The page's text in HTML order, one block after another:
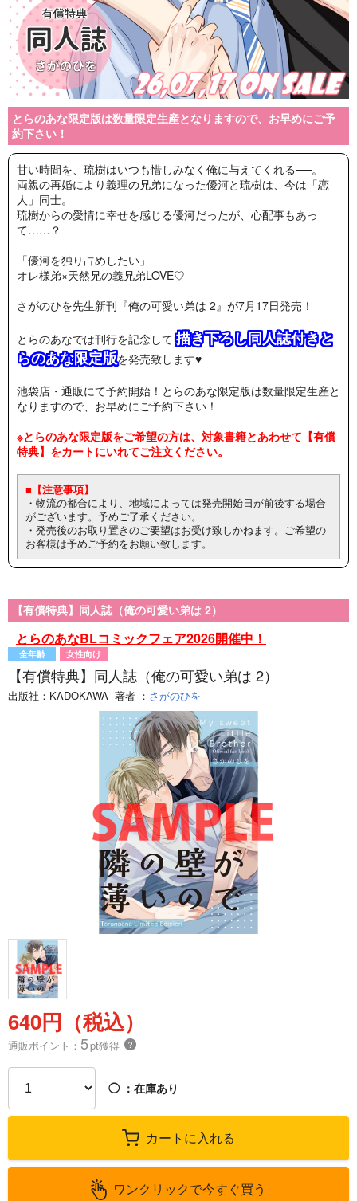
とらのあな限定版は数量限定生産となりますので、お早めにご予
約下さい！
甘い時間を、琉樹はいつも惜しみなく俺に与えてくれる──。
両親の再婚により義理の兄弟になった優河と琉樹は、今は「恋
人」同士。
琉樹からの愛情に幸せを感じる優河だったが、心配事もあっ
て……？
「優河を独り占めしたい」
オレ様弟×天然兄の義兄弟LOVE♡
さがのひを先生新刊『俺の可愛い弟は 2』が7月17日発売！
とらのあなでは刊行を記念して描き下ろし同人誌付きと
らのあな限定版を発売致します♥
池袋店・通販にて予約開始！とらのあな限定版は数量限定生産と
なりますので、お早めにご予約下さい！
※とらのあな限定版をご希望の方は、対象書籍とあわせて【有償
特典】をカートにいれてご注文ください。
■【注意事項】
・物流の都合により、地域によっては発売開始日が前後する場合
がございます。予めご了承ください。
・発売後のお取り置きのご要望はお受け致しかねます。ご希望の
お客様は予めご予約をお願い致します。
【有償特典】同人誌（俺の可愛い弟は 2）
とらのあなBLコミックフェア2026開催中！
全年齢 女性向け
【有償特典】同人誌（俺の可愛い弟は 2）
出版社： KADOKAWA 著者 ： さがのひを
640円（税込）
通販ポイント： 5pt獲得 ？
◯ ：在庫あり
カートに入れる
ワンクリックで今すぐ買う